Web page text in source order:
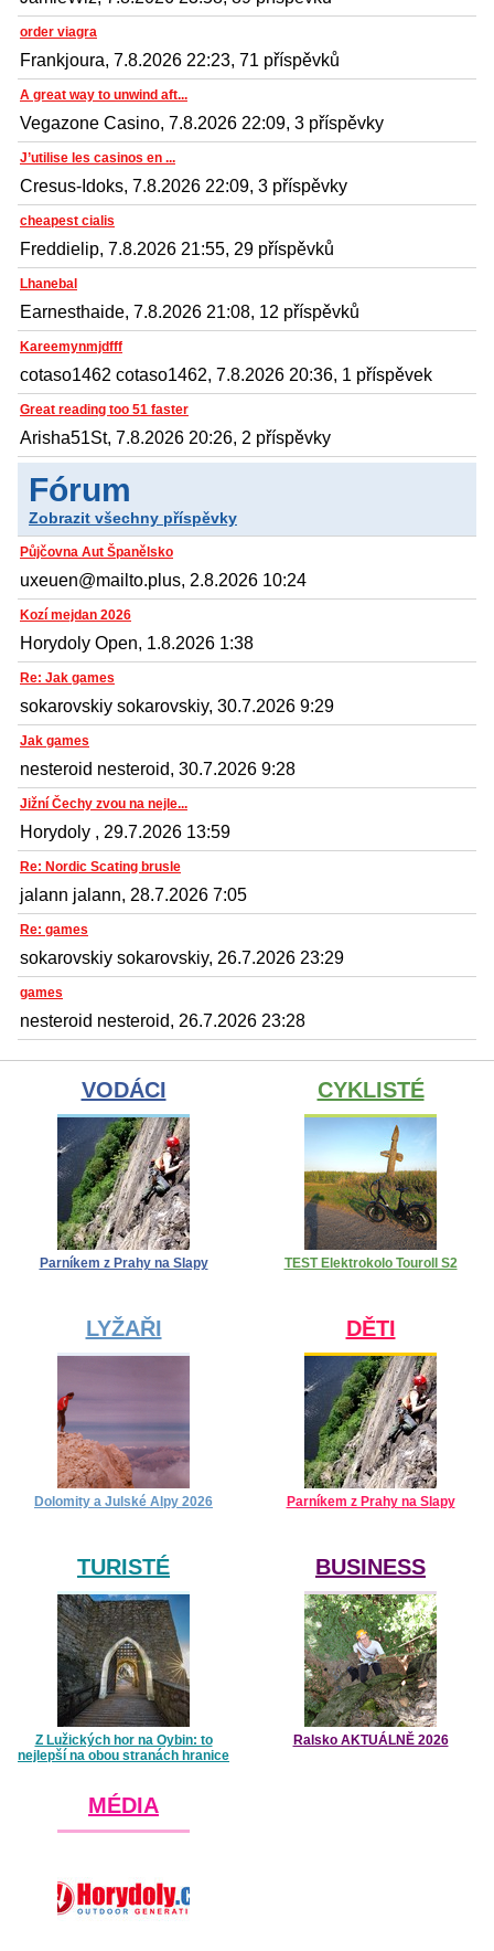
order viagra
Frankjoura, 7.8.2026 22:23, 71 příspěvků
A great way to unwind aft...
Vegazone Casino, 7.8.2026 22:09, 3 příspěvky
J’utilise les casinos en ...
Cresus-Idoks, 7.8.2026 22:09, 3 příspěvky
cheapest cialis
Freddielip, 7.8.2026 21:55, 29 příspěvků
Lhanebal
Earnesthaide, 7.8.2026 21:08, 12 příspěvků
Kareemynmjdfff
cotaso1462 cotaso1462, 7.8.2026 20:36, 1 příspěvek
Great reading too 51 faster
Arisha51St, 7.8.2026 20:26, 2 příspěvky
Fórum
Zobrazit všechny příspěvky
Půjčovna Aut Španělsko
uxeuen@mailto.plus, 2.8.2026 10:24
Kozí mejdan 2026
Horydoly Open, 1.8.2026 1:38
Re: Jak games
sokarovskiy sokarovskiy, 30.7.2026 9:29
Jak games
nesteroid nesteroid, 30.7.2026 9:28
Jižní Čechy zvou na nejle...
Horydoly , 29.7.2026 13:59
Re: Nordic Scating brusle
jalann jalann, 28.7.2026 7:05
Re: games
sokarovskiy sokarovskiy, 26.7.2026 23:29
games
nesteroid nesteroid, 26.7.2026 23:28
VODÁCI
Parníkem z Prahy na Slapy
CYKLISTÉ
TEST Elektrokolo Touroll S2
LYŽAŘI
Dolomity a Julské Alpy 2026
DĚTI
Parníkem z Prahy na Slapy
TURISTÉ
Z Lužických hor na Oybin: to
nejlepší na obou stranách hranice
BUSINESS
Ralsko AKTUÁLNĚ 2026
MÉDIA